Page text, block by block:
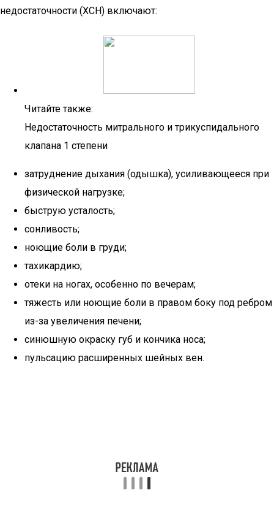
недостаточности (ХСН) включают:
Читайте также:
Недостаточность митрального и трикуспидального
клапана 1 степени
затруднение дыхания (одышка), усиливающееся при
физической нагрузке;
быструю усталость;
сонливость;
ноющие боли в груди;
тахикардию;
отеки на ногах, особенно по вечерам;
тяжесть или ноющие боли в правом боку под ребром
из-за увеличения печени;
синюшную окраску губ и кончика носа;
пульсацию расширенных шейных вен.